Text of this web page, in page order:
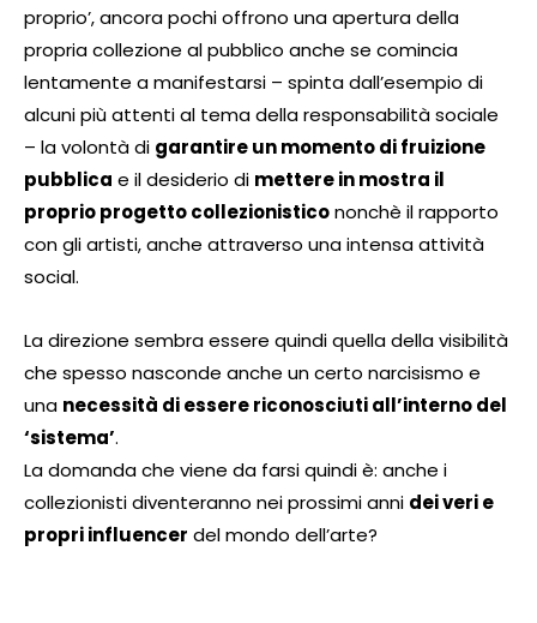
proprio’, ancora pochi offrono una apertura della
propria collezione al pubblico anche se comincia
lentamente a manifestarsi – spinta dall’esempio di
alcuni più attenti al tema della responsabilità sociale
– la volontà di garantire un momento di fruizione
pubblica e il desiderio di mettere in mostra il
proprio progetto collezionisticononchè il rapporto
con gli artisti, anche attraverso una intensa attività
social.
La direzione sembra essere quindi quella della visibilità
che spesso nasconde anche un certo narcisismo e
una necessità di essere riconosciuti all’interno del
‘sistema’.
La domanda che viene da farsi quindi è: anche i
collezionisti diventeranno nei prossimi anni dei veri e
propri influencer del mondo dell’arte?